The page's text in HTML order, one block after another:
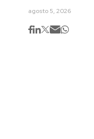
agosto 5, 2026